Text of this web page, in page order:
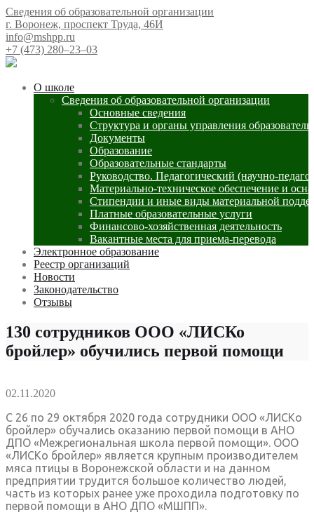
Сведения об образовательной организации
г. Воронеж, проспект Труда, 46И
info@mshpp.ru
+7 (473) 280‒23‒03
О школе
Сведения об образовательной организации
Основные сведения
Структура и органы управления
Документы
Образование
Образовательные стандарты
Руководство. Педагогический (научно-
Материально-техническое обеспечение и
Стипендии и иные виды материальной
Платные образовательные услуги
Финансово-хозяйственная деятельность
Вакантные места для приема-перевода
Электронное образование
Реестр организаций
Новости
Законодательство
Отзывы
130 сотрудников ООО «ЛИСКо
бройлер» обучились первой помощи
02.11.2020
С 26 по 29 октября 2020 года сотрудники ООО «ЛИСКо
бройлер» обучались оказанию первой помощи в АНО
ДПО «Межрегиональная школа первой помощи». ООО
«ЛИСКо бройлер» является крупным производителем
мяса птицы в Воронежской области и на данном
предприятии трудится большое количество людей,
часть из которых ранее уже проходила подготовку по
первой помощи в АНО ДПО «МШПП».